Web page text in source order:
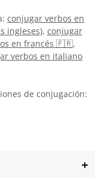
conjugar verbos en
ingleses), conjugar
en francés 🇫🇷,
verbos en italiano
de conjugación: